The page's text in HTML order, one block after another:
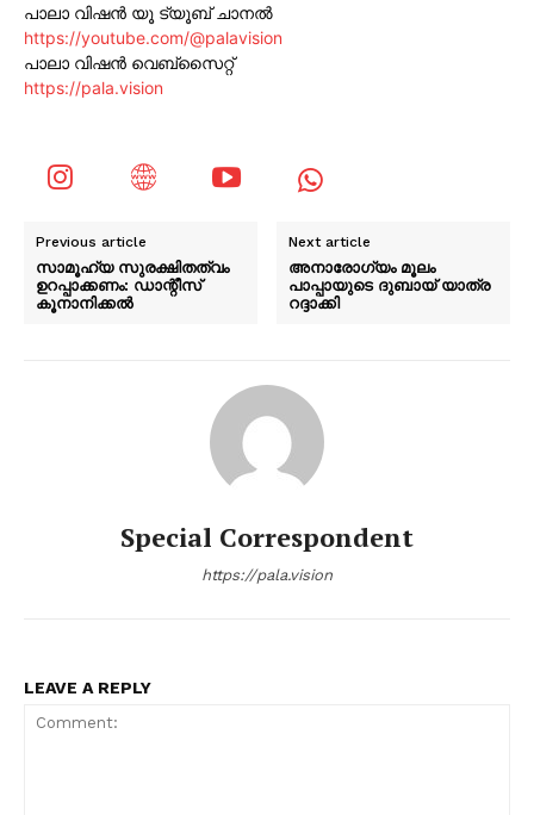
പാലാ വിഷൻ യൂ ട്യൂബ് ചാനൽ
https://youtube.com/@palavision
പാലാ വിഷൻ വെബ്സൈറ്റ്
https://pala.vision
Previous article
സാമൂഹ്യ സുരക്ഷിതത്വം
ഉറപ്പാക്കണം: ഡാന്റീസ്
കൂനാനിക്കൽ
Next article
അനാരോഗ്യം മൂലം
പാപ്പായുടെ ദുബായ് യാത്ര
റദ്ദാക്കി
Special Correspondent
https://pala.vision
LEAVE A REPLY